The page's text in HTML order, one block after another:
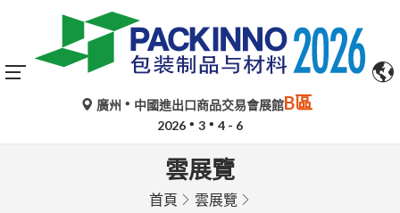
廣州 中國進出口商品交易會展館B區
2026 3 4 - 6
雲展覽
首頁 雲展覽